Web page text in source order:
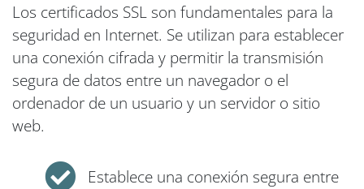
Los certificados SSL son fundamentales para la
seguridad en Internet. Se utilizan para establecer
una conexión cifrada y permitir la transmisión
segura de datos entre un navegador o el
ordenador de un usuario y un servidor o sitio
web.
Establece una conexión segura entre